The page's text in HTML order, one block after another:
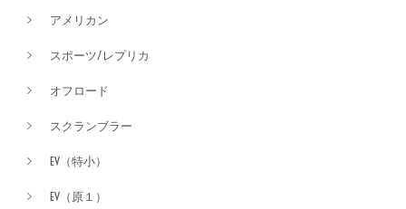
アメリカン
スポーツ/レプリカ
オフロード
スクランブラー
EV（特小）
EV（原１）